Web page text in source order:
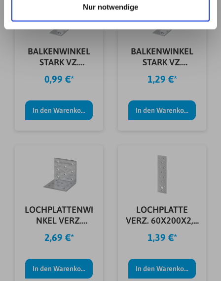
Datenschutzerklärung. Link zu
unsererDatenschutzerklärung. Link zumImpressum.
Nur notwendige
BALKENWINKEL
STARK VZ.
80X40X30X2,0
MM
0,99 €*
In den Warenkorb
BALKENWINKEL
STARK VZ.
100X75X30X3,0
MM
1,29 €*
In den Warenkorb
LOCHPLATTENWI
NKEL VERZ.
80X80X80X2,5
MM
2,69 €*
In den Warenkorb
LOCHPLATTE
VERZ. 60X200X2,0
MM
1,39 €*
In den Warenkorb